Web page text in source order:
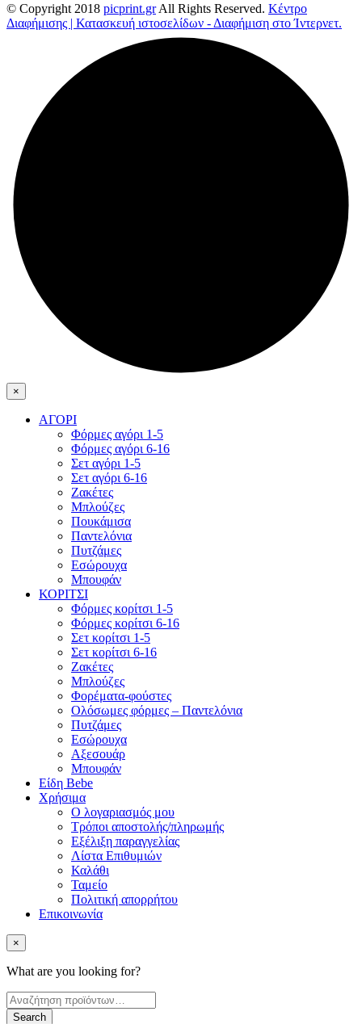
© Copyright 2018 picprint.grAll Rights Reserved. Κέντρο
Διαφήμισης | Κατασκευή ιστοσελίδων - Διαφήμιση στο Ίντερνετ.
×
ΑΓΟΡΙ
Φόρμες αγόρι 1-5
Φόρμες αγόρι 6-16
Σετ αγόρι 1-5
Σετ αγόρι 6-16
Ζακέτες
Μπλούζες
Πουκάμισα
Παντελόνια
Πυτζάμες
Εσώρουχα
Μπουφάν
ΚΟΡΙΤΣΙ
Φόρμες κορίτσι 1-5
Φόρμες κορίτσι 6-16
Σετ κορίτσι 1-5
Σετ κορίτσι 6-16
Ζακέτες
Μπλούζες
Φορέματα-φούστες
Ολόσωμες φόρμες – Παντελόνια
Πυτζάμες
Εσώρουχα
Αξεσουάρ
Μπουφάν
Είδη Bebe
Χρήσιμα
Ο λογαριασμός μου
Τρόποι αποστολής/πληρωμής
Εξέλιξη παραγγελίας
Λίστα Επιθυμιών
Καλάθι
Ταμείο
Πολιτική απορρήτου
Επικοινωνία
×
What are you looking for?